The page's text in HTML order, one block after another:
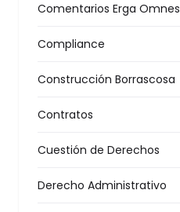
Comentarios Erga Omnes
Compliance
Construcción Borrascosa
Contratos
Cuestión de Derechos
Derecho Administrativo